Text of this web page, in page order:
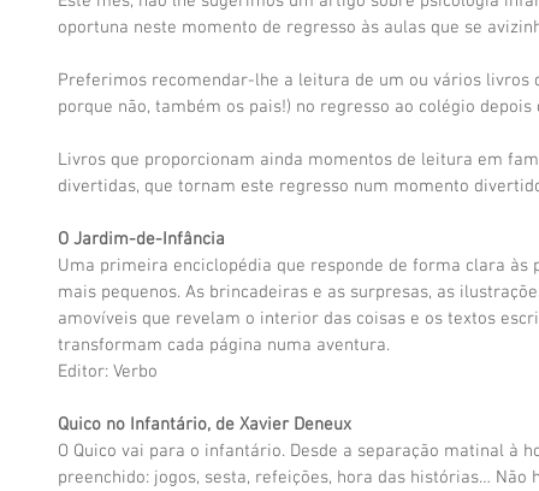
oportuna neste momento de regresso às aulas que se
Preferimos recomendar-lhe a leitura de um ou vários livros
porque não, também os pais!) no regresso ao colégio
Livros que proporcionam ainda momentos de leitura em
divertidas, que tornam este regresso num momento
O Jardim-de-Infância
Uma primeira enciclopédia que responde de forma clara
mais pequenos. As brincadeiras e as surpresas, as
amovíveis que revelam o interior das coisas e os textos
transformam cada página numa aventura.
Editor: Verbo
Quico no Infantário, de Xavier Deneux
O Quico vai para o infantário. Desde a separação matinal à
preenchido: jogos, sesta, refeições, hora das histórias…